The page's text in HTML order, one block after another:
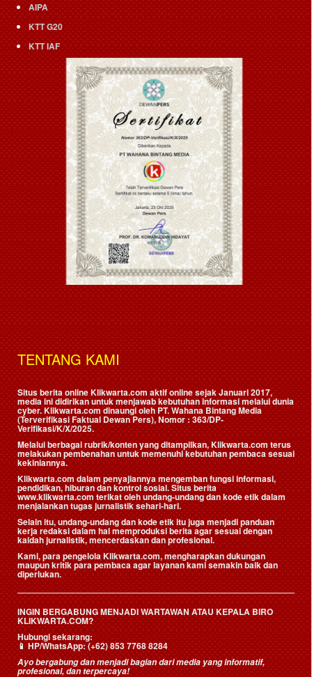
AIPA
KTT G20
KTT IAF
TENTANG KAMI
Situs berita online Klikwarta.com aktif online sejak Januari 2017,
media ini didirikan untuk menjawab kebutuhan informasi melalui dunia
cyber. Klikwarta.com dinaungi oleh PT. Wahana Bintang Media
(Terverifikasi Faktual Dewan Pers), Nomor : 363/DP-
Verifikasi/K/X/2025.
Melalui berbagai rubrik/konten yang ditampilkan, Klikwarta.com terus
melakukan pembenahan untuk memenuhi kebutuhan pembaca sesuai
kekiniannya.
Klikwarta.com dalam penyajiannya mengemban fungsi informasi,
pendidikan, hiburan dan kontrol sosial. Situs berita
www.klikwarta.com terikat oleh undang-undang dan kode etik dalam
menjalankan tugas jurnalistik sehari-hari.
Selain itu, undang-undang dan kode etik itu juga menjadi panduan
kerja redaksi dalam hal memproduksi berita agar sesuai dengan
kaidah jurnalistik, mencerdaskan dan profesional.
Kami, para pengelola Klikwarta.com, mengharapkan dukungan
maupun kritik para pembaca agar layanan kami semakin baik dan
diperlukan.
INGIN BERGABUNG MENJADI WARTAWAN ATAU KEPALA BIRO
KLIKWARTA.COM?
Hubungi sekarang:
📱HP/WhatsApp:(+62) 853 7768 8284
Ayo bergabung dan menjadi bagian dari media yang informatif,
profesional, dan terpercaya!